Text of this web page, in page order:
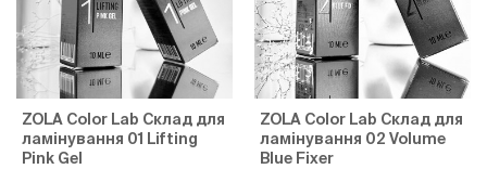
ZOLA Color Lab Склад для
ламінування 01 Lifting
Pink Gel
ZOLA Color Lab Склад для
ламінування 02 Volume
Blue Fixer